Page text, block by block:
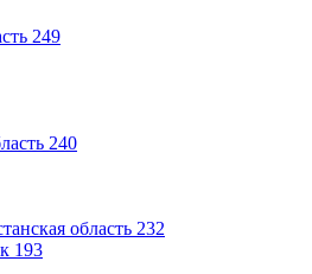
249
240
область 232
193